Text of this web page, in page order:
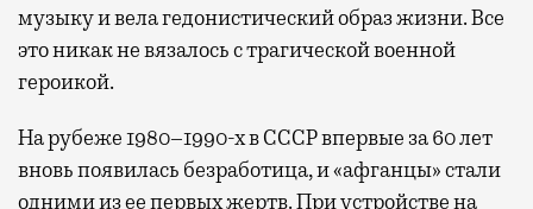
музыку и вела гедонистический образ жизни. Все
это никак не вязалось с трагической военной
героикой.
На рубеже 1980–1990-х в СССР впервые за 60 лет
вновь появилась безработица, и «афганцы» стали
одними из ее первых жертв. При устройстве на